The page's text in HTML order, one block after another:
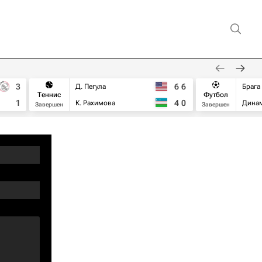
3
1
Теннис
Завершен
Д. Пегула
К. Рахимова
6 6
4 0
Футбол
Завершен
Брага